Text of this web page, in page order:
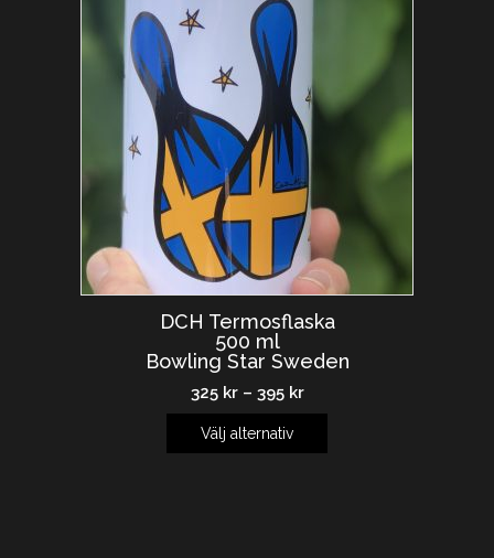
DCH Termosflaska
500 ml
Bowling Star Sweden
325 kr– 395 kr
Välj alternativ